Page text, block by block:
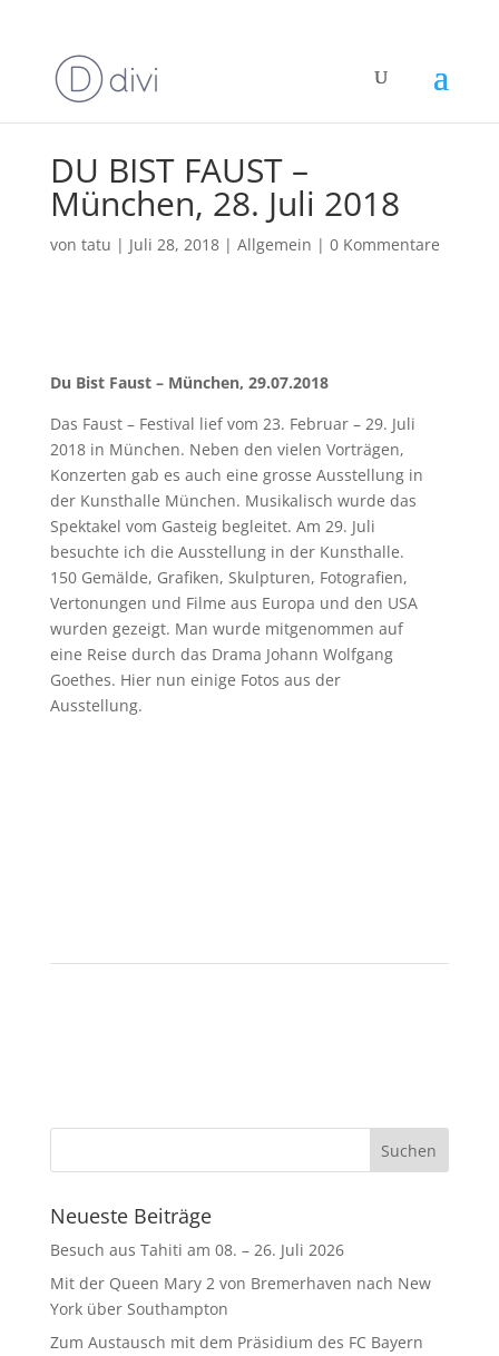
DU BIST FAUST –
München, 28. Juli 2018
von tatu | Juli 28, 2018| Allgemein | 0 Kommentare
Du Bist Faust – München, 29.07.2018
Das Faust – Festival lief vom 23. Februar – 29. Juli
2018 in München. Neben den vielen Vorträgen,
Konzerten gab es auch eine grosse Ausstellung in
der Kunsthalle München. Musikalisch wurde das
Spektakel vom Gasteig begleitet. Am 29. Juli
besuchte ich die Ausstellung in der Kunsthalle.
150 Gemälde, Grafiken, Skulpturen, Fotografien,
Vertonungen und Filme aus Europa und den USA
wurden gezeigt. Man wurde mitgenommen auf
eine Reise durch das Drama Johann Wolfgang
Goethes. Hier nun einige Fotos aus der
Ausstellung.
Neueste Beiträge
Besuch aus Tahiti am 08. – 26. Juli 2026
Mit der Queen Mary 2 von Bremerhaven nach New
York über Southampton
Zum Austausch mit dem Präsidium des FC Bayern